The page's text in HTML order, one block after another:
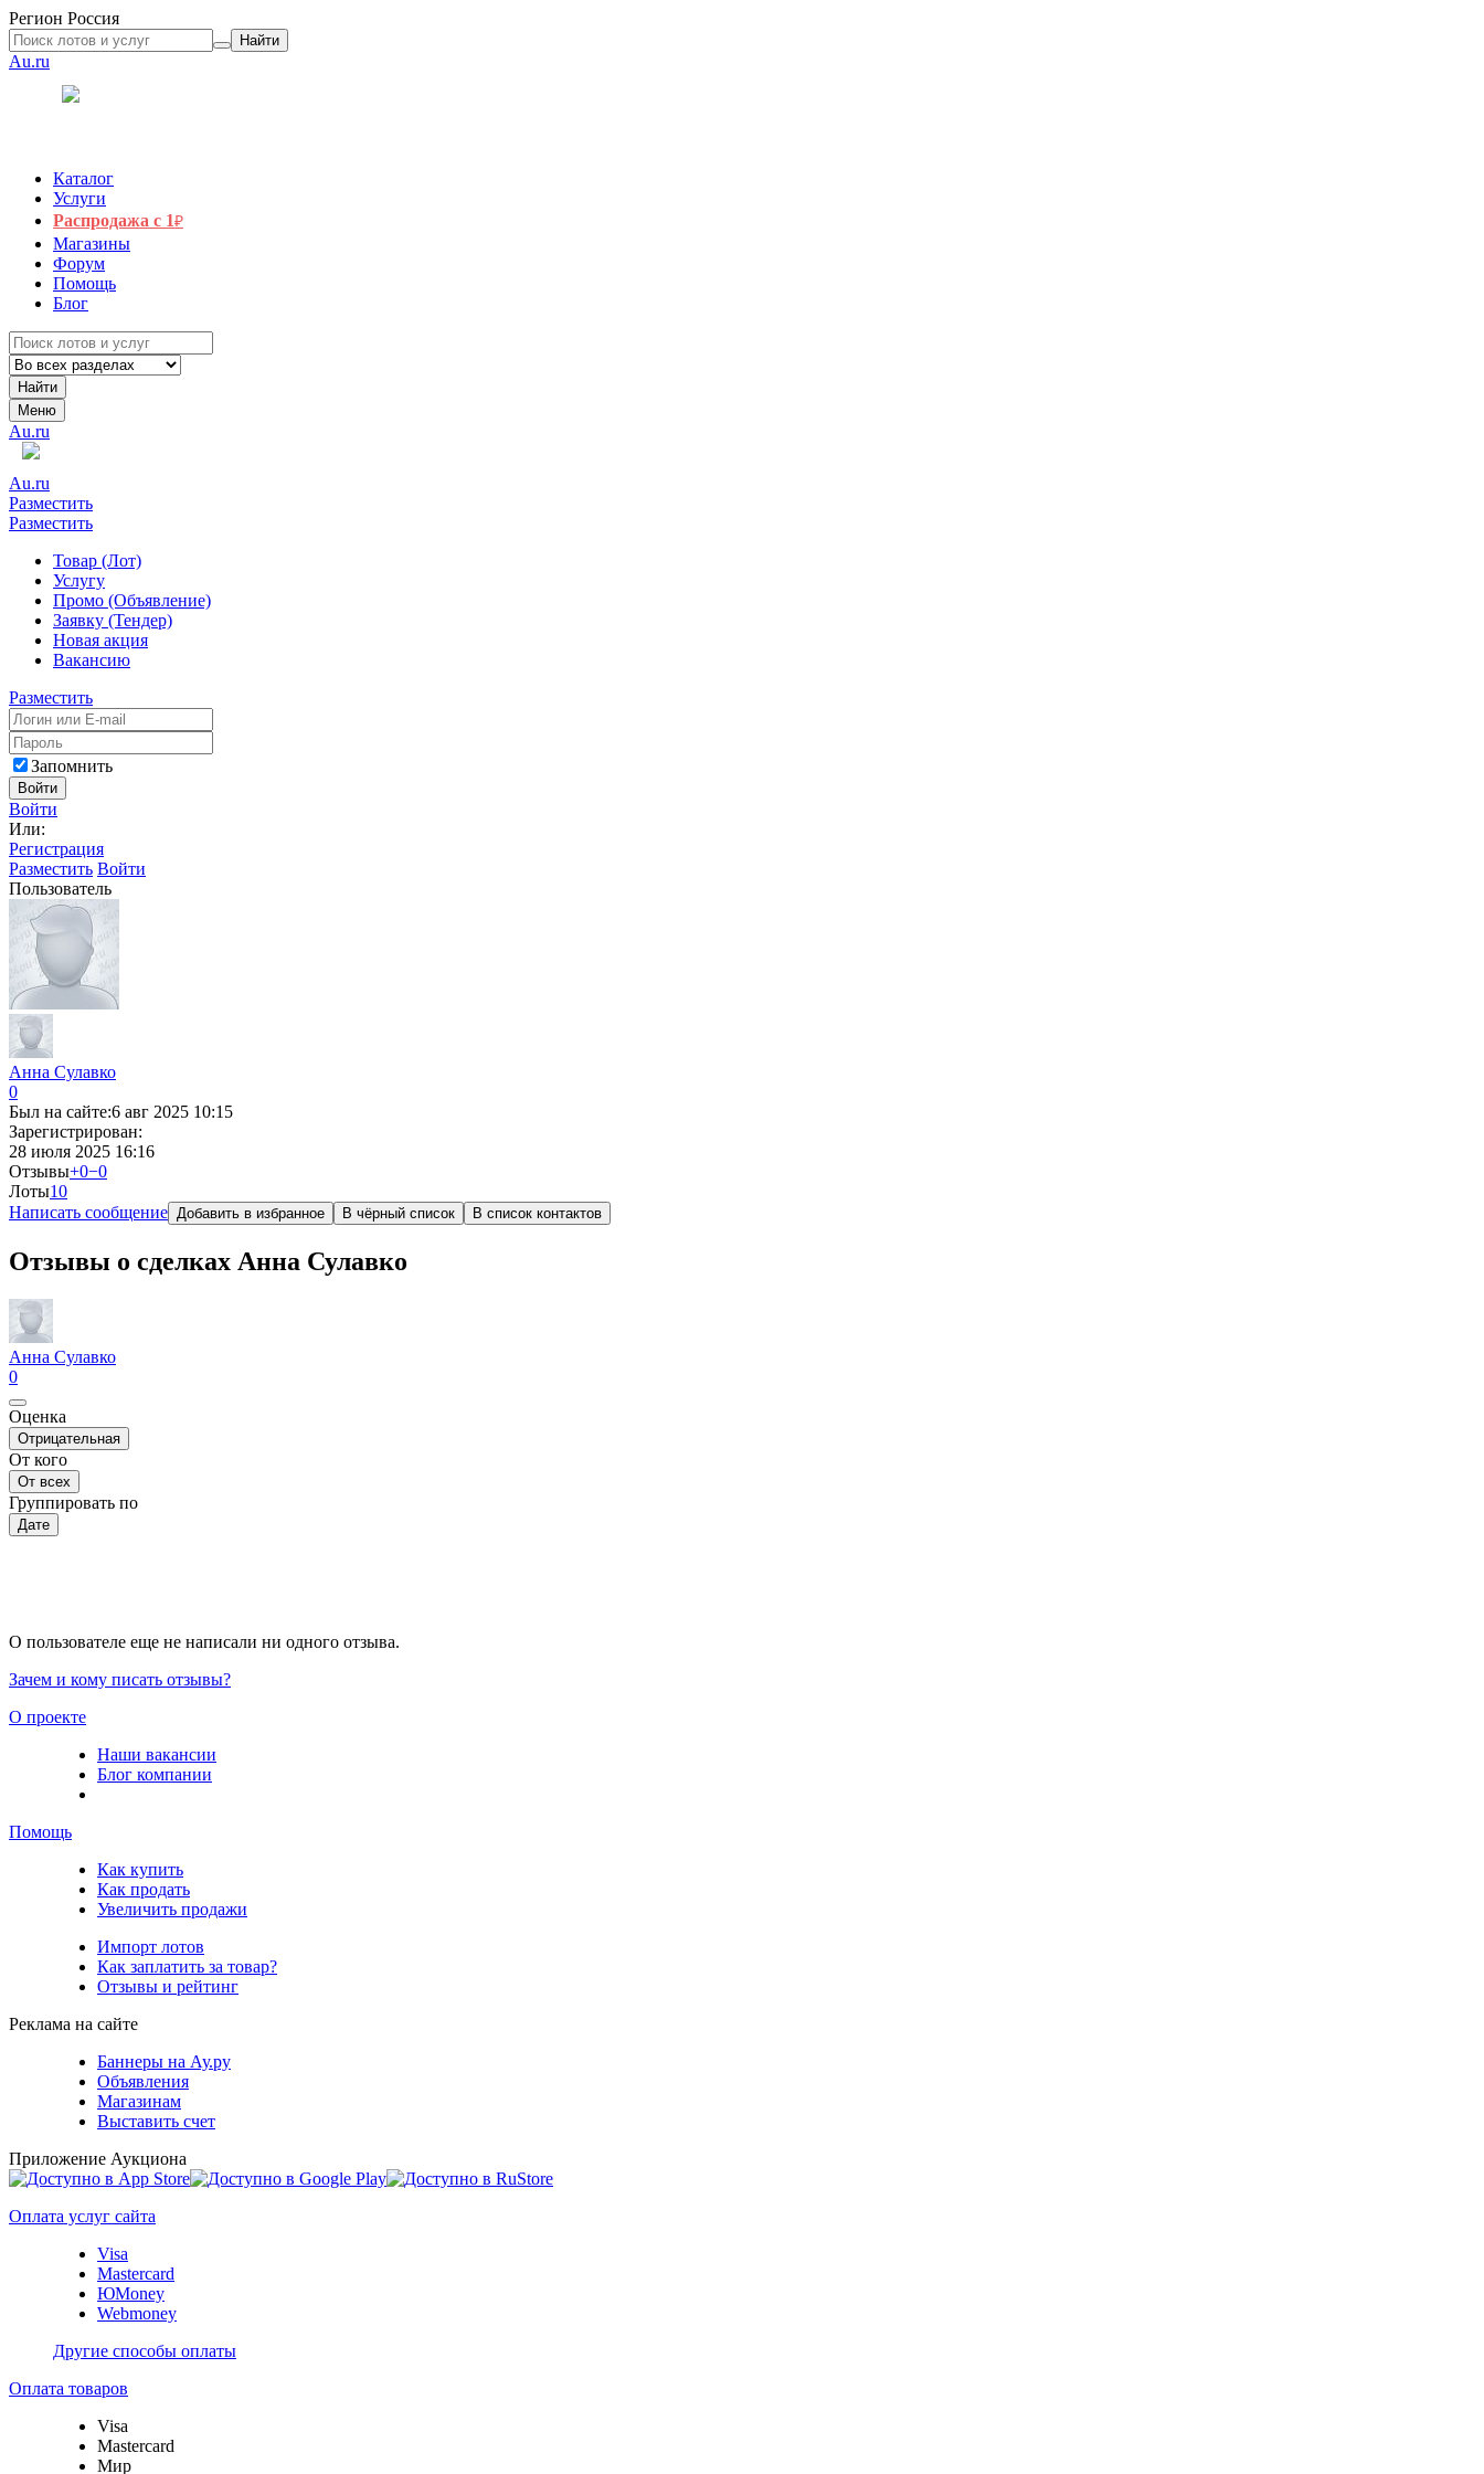
Регион Россия
Найти
Au.ru
Каталог
Услуги
Распродажа с 1₽
Магазины
Форум
Помощь
Блог
Найти
Меню
Au.ru
Au.ru
Разместить
Разместить
Товар (Лот)
Услугу
Промо (Объявление)
Заявку (Тендер)
Новая акция
Вакансию
Разместить
Запомнить
Войти
Войти
Или:
Регистрация
Разместить Войти
Пользователь
Анна Сулавко
0
Был на сайте:6 авг 2025 10:15
Зарегистрирован:
28 июля 2025 16:16
Отзывы+0−0
Лоты10
Написать сообщение Добавить в избранное В чёрный список В список контактов
Отзывы о сделках Анна Сулавко
Анна Сулавко
0
Оценка
Отрицательная
От кого
От всех
Группировать по
Дате
О пользователе еще не написали ни одного отзыва.
Зачем и кому писать отзывы?
О проекте
Наши вакансии
Блог компании
Помощь
Как купить
Как продать
Увеличить продажи
Импорт лотов
Как заплатить за товар?
Отзывы и рейтинг
Реклама на сайте
Баннеры на Ау.ру
Объявления
Магазинам
Выставить счет
Приложение Аукциона
Оплата услуг сайта
Visa
Mastercard
ЮMoney
Webmoney
Другие способы оплаты
Оплата товаров
Visa
Mastercard
Мир